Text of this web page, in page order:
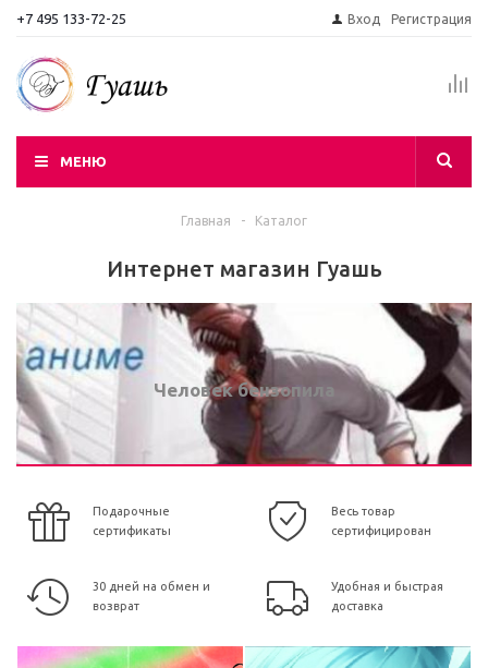
+7 495 133-72-25 Вход Регистрация
МЕНЮ
Главная - Каталог
Интернет магазин Гуашь
Человек бензопила
Подарочные
сертификаты
Весь товар
сертифицирован
30 дней на обмен и
возврат
Удобная и быстрая
доставка